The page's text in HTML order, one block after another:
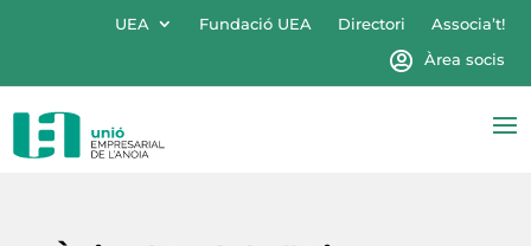
UEA Fundació UEA Directori
Associa’t!
Àrea socis